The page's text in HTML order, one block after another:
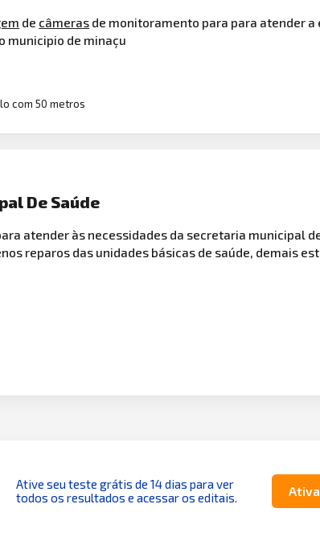
de câmeras de monitoramento para para atender
municipio de minaçu
com 50 metros
De Saúde
atender às necessidades da secretaria municipal
reparos das unidades básicas de saúde, demais
Ative seu teste grátis de 14 dias para ver
todos os resultados e acessar os editais.